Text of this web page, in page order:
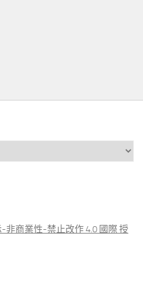
-非商業性-禁止改作 4.0 國際 授